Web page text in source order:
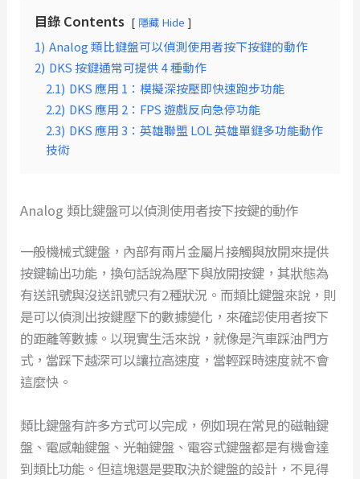
目錄 Contents 隱藏 Hide
1) Analog 類比鍵盤可以偵測使用者按下按鍵的動作
2) DKS 按鍵通常可提供 4 種動作
2.1) DKS 應用 1：模擬深按壓即快速跑步功能
2.2) DKS 應用 2：FPS 遊戲反向急停功能
2.3) DKS 應用 3：英雄聯盟 LOL 英雄單鍵多功能動作
技術
Analog 類比鍵盤可以偵測使用者按下按鍵的動作
一般機械式鍵盤，內部有兩片金屬片接觸與放開來提供
按鍵輸出功能，換句話說為壓下與放開按鍵，其狀態為
有送訊號與沒送訊號只有2種狀況。而類比鍵盤來說，則
是可以偵測出按鍵壓下的數據變化，來確認使用者按下
的距離等數據。以現實生活來說，就像是汽車踩油門方
式，當踩下越深可以讓拉高速度，當輕踩時速度就不會
這麼快。
類比鍵盤有許多方式可以完成，例如現在常見的磁軸鍵
盤、電感軸鍵盤、光軸鍵盤、電容式鍵盤都是有機會達
到類比功能。但這塊還是要取決於鍵盤的設計，不見得